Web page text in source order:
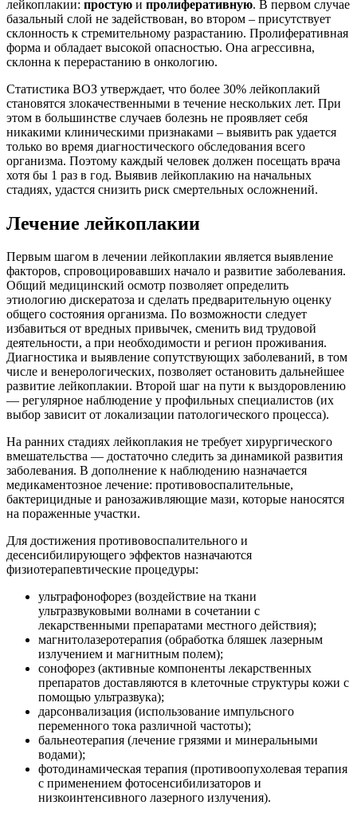
лейкоплакии: простую и пролиферативную. В первом случае
базальный слой не задействован, во втором – присутствует
склонность к стремительному разрастанию. Пролиферативная
форма и обладает высокой опасностью. Она агрессивна,
склонна к перерастанию в онкологию.
Статистика ВОЗ утверждает, что более 30% лейкоплакий
становятся злокачественными в течение нескольких лет. При
этом в большинстве случаев болезнь не проявляет себя
никакими клиническими признаками – выявить рак удается
только во время диагностического обследования всего
организма. Поэтому каждый человек должен посещать врача
хотя бы 1 раз в год. Выявив лейкоплакию на начальных
стадиях, удастся снизить риск смертельных осложнений.
Лечение лейкоплакии
Первым шагом в лечении лейкоплакии является выявление
факторов, спровоцировавших начало и развитие заболевания.
Общий медицинский осмотр позволяет определить
этиологию дискератоза и сделать предварительную оценку
общего состояния организма. По возможности следует
избавиться от вредных привычек, сменить вид трудовой
деятельности, а при необходимости и регион проживания.
Диагностика и выявление сопутствующих заболеваний, в том
числе и венерологических, позволяет остановить дальнейшее
развитие лейкоплакии. Второй шаг на пути к выздоровлению
— регулярное наблюдение у профильных специалистов (их
выбор зависит от локализации патологического процесса).
На ранних стадиях лейкоплакия не требует хирургического
вмешательства — достаточно следить за динамикой развития
заболевания. В дополнение к наблюдению назначается
медикаментозное лечение: противовоспалительные,
бактерицидные и ранозаживляющие мази, которые наносятся
на пораженные участки.
Для достижения противовоспалительного и
десенсибилирующего эффектов назначаются
физиотерапевтические процедуры:
ультрафонофорез (воздействие на ткани
ультразвуковыми волнами в сочетании с
лекарственными препаратами местного действия);
магнитолазеротерапия (обработка бляшек лазерным
излучением и магнитным полем);
сонофорез (активные компоненты лекарственных
препаратов доставляются в клеточные структуры кожи с
помощью ультразвука);
дарсонвализация (использование импульсного
переменного тока различной частоты);
бальнеотерапия (лечение грязями и минеральными
водами);
фотодинамическая терапия (противоопухолевая терапия
с применением фотосенсибилизаторов и
низкоинтенсивного лазерного излучения).